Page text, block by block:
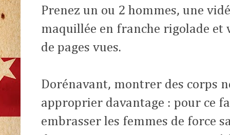
Prenez un ou 2 hommes, une
maquillée en franche rigolade et
de pages vues.
Dorénavant, montrer des corps
approprier davantage : pour ce
embrasser les femmes de force